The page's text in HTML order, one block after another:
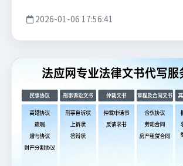
2026-01-06 17:56:41